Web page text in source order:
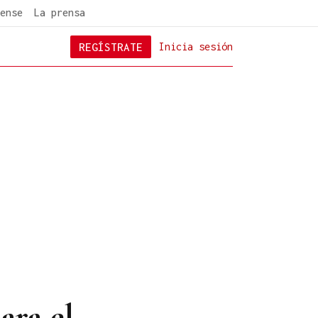
La prensa
Inicia sesión
REGÍSTRATE